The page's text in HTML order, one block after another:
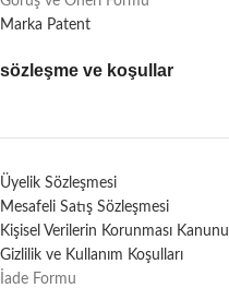
Marka Patent
sözleşme ve koşullar
Üyelik Sözleşmesi
Mesafeli Satış Sözleşmesi
Kişisel Verilerin Korunması Kanunu
Gizlilik ve Kullanım Koşulları
İade Formu